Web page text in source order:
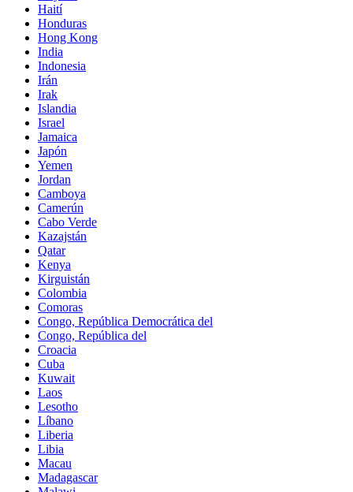
Haití
Honduras
Hong Kong
India
Indonesia
Irán
Irak
Islandia
Israel
Jamaica
Japón
Yemen
Jordan
Camboya
Camerún
Cabo Verde
Kazajstán
Qatar
Kenya
Kirguistán
Colombia
Comoras
Congo, República Democrática del
Congo, República del
Croacia
Cuba
Kuwait
Laos
Lesotho
Líbano
Liberia
Libia
Macau
Madagascar